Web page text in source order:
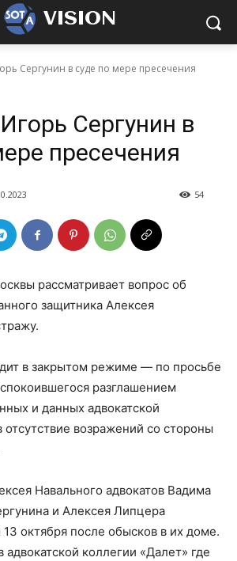
VISION
Сергунин в суде по мере пресечения
Сергунин в
пресечения
54
рассматривает вопрос об
защитника Алексея
в закрытом режиме — по просьбе
разглашением
и данных адвокатской
отсутствие возражений со стороны
Навального адвокатов Вадима
и Алексея Липцера
октября после обысков в их доме.
коллегии «Далет» где